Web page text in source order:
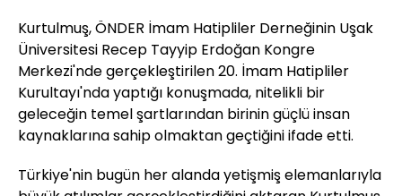
Kurtulmuş, ÖNDER İmam Hatipliler Derneğinin Uşak
Üniversitesi Recep Tayyip Erdoğan Kongre
Merkezi'nde gerçekleştirilen 20. İmam Hatipliler
Kurultayı'nda yaptığı konuşmada, nitelikli bir
geleceğin temel şartlarından birinin güçlü insan
kaynaklarına sahip olmaktan geçtiğini ifade etti.
Türkiye'nin bugün her alanda yetişmiş elemanlarıyla